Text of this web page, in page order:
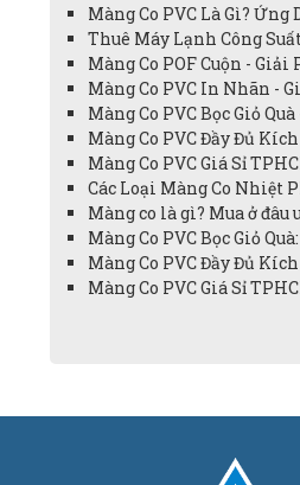
Màng Co PVC Là Gì?
Thuê Máy Lạnh Công
Màng Co POF Cuộn -
Màng Co PVC In Nhãn -
Màng Co PVC Bọc Giỏ
Màng Co PVC Đầy Đủ
Màng Co PVC Giá Sỉ
Các Loại Màng Co Nhiệt
Màng co là gì? Mua ở
Màng Co PVC Bọc Giỏ
Màng Co PVC Đầy Đủ
Màng Co PVC Giá Sỉ